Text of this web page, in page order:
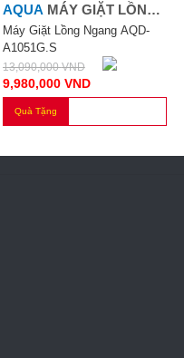
AQUA MÁY GIẶT LỒNG
NGANG AQD-A1051G.S
Máy Giặt Lồng Ngang AQD-
A1051G.S
13,090,000VND
9,980,000 VND
Quà Tặng